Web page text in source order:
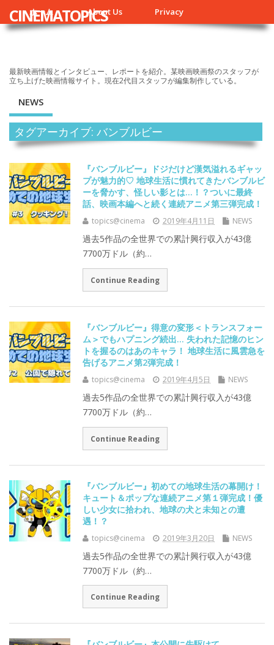
ホーム About Us Privacy
CINEMATOPICS
最新映画情報とインタビュー、レポートを紹介。某映画映画祭のスタッフが
立ち上げた映画情報サイト。現在2代目スタッフが編集制作している。
NEWS
タグアーカイブ: バンブルビー
『バンブルビー』ドジだけど漢気溢れるギャッ
プが魅力的♡ 地球生活に慣れてきたバンブルビ
ーを脅かす、怪しい影とは…！？ついに最終
話、映画本編へと続く連続アニメ第三弾完成！
topics@cinema 2019年4月11日 NEWS
過去5作品の全世界での累計興行収入が43億
7700万ドル（約…
Continue Reading
『バンブルビー』得意の変形＜トランスフォー
ム＞でもハプニング続出… 失われた記憶のヒン
トを握るのはあのキャラ！ 地球生活に風雲急を
告げるアニメ第2弾完成！
topics@cinema 2019年4月5日 NEWS
過去5作品の全世界での累計興行収入が43億
7700万ドル（約…
Continue Reading
『バンブルビー』初めての地球生活の幕開け！
キュート＆ポップな連続アニメ第１弾完成！優
しい少女に拾われ、地球の犬と未知との遭
遇！？
topics@cinema 2019年3月20日 NEWS
過去5作品の全世界での累計興行収入が43億
7700万ドル（約…
Continue Reading